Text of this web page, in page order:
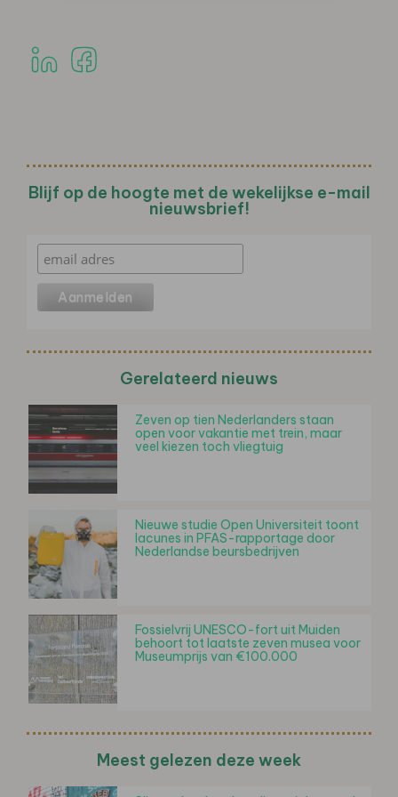
Blijf op de hoogte met de wekelijkse e-mail
nieuwsbrief!
Gerelateerd nieuws
Zeven op tien Nederlanders staan
open voor vakantie met trein, maar
veel kiezen toch vliegtuig
Nieuwe studie Open Universiteit toont
lacunes in PFAS-rapportage door
Nederlandse beursbedrijven
Fossielvrij UNESCO-fort uit Muiden
behoort tot laatste zeven musea voor
Museumprijs van €100.000
Meest gelezen deze week